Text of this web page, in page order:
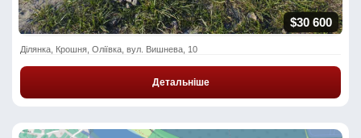
$30 600
Ділянка, Крошня, Оліївка, вул. Вишнева, 10
Детальніше